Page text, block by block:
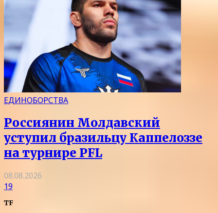
ЕДИНОБОРСТВА
Россиянин Молдавский
уступил бразильцу Каппелоззе
на турнире PFL
08.08.2026
19
TF